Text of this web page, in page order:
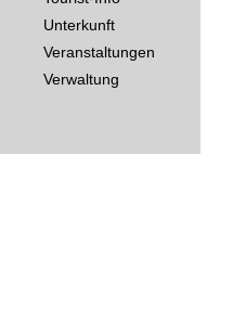
Unterkunft
Veranstaltungen
Verwaltung